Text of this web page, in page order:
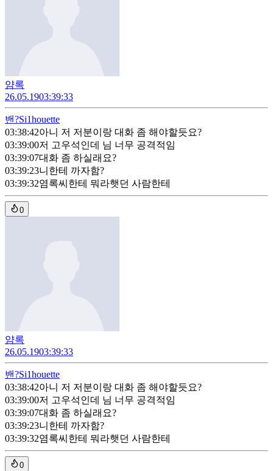
얌록
26.05.1903:39:33
밴?Si1houette
03:38:42아니 저 저분이랑 대화 좀 해야할듯요?
03:39:00저 고우석인데 님 너무 공격적임
03:39:07대화 좀 하실래요?
03:39:23니한테 까자함?
03:39:32염록씨한테 뭐라햇던 사람한테
0
얌록
26.05.1903:39:33
밴?Si1houette
03:38:42아니 저 저분이랑 대화 좀 해야할듯요?
03:39:00저 고우석인데 님 너무 공격적임
03:39:07대화 좀 하실래요?
03:39:23니한테 까자함?
03:39:32염록씨한테 뭐라햇던 사람한테
0